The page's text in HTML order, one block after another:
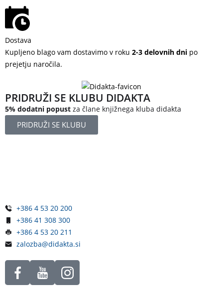
Dostava
Kupljeno blago vam dostavimo v roku 2-3 delovnih dni po
prejetju naročila.
PRIDRUŽI SE KLUBU DIDAKTA
5% dodatni popust za člane knjižnega kluba didakta
PRIDRUŽI SE KLUBU
+386 4 53 20 200
+386 41 308 300
+386 4 53 20 211
zalozba@didakta.si